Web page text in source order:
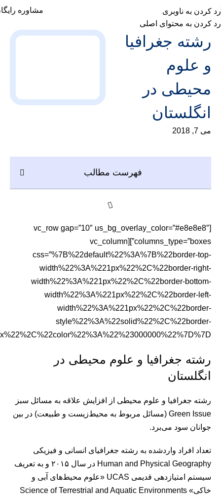
رد کردن به ناوبری
رد کردن به محتوای اصلی
مشاوره
رشته جغرافیا
و علوم
محیطی در
انگلستان
می 7, 2018
فهرست مطالب
[vc_row gap=”10″ us_bg_overlay_color=”#e8e8e8″
columns_type=”boxes”][vc_column
css=”%7B%22default%22%3A%7B%22border-top-
width%22%3A%221px%22%2C%22border-right-
width%22%3A%221px%22%2C%22border-bottom-
width%22%3A%221px%22%2C%22border-left-
width%22%3A%221px%22%2C%22border-
style%22%3A%22solid%22%2C%22border-
رشته جغرافیا و علوم محیطی در
انگلستان
رشته جغرافیا و علوم محیطی از افزایش علاقه به مسائل سبز
Green Issue (مسائل مربوط به محیط‌زیست و طبیعت) در بین
جوانان سود می‌برد.
تعداد افراد وارد‌شده به رشته جغرافیای انسانی و فیزیکی
Human and Physical Geography در سال ۲۰۱۵ و به تعریف
سیستم امتیازدهی قدیمی UCAS «علوم محیط‌های آبی و